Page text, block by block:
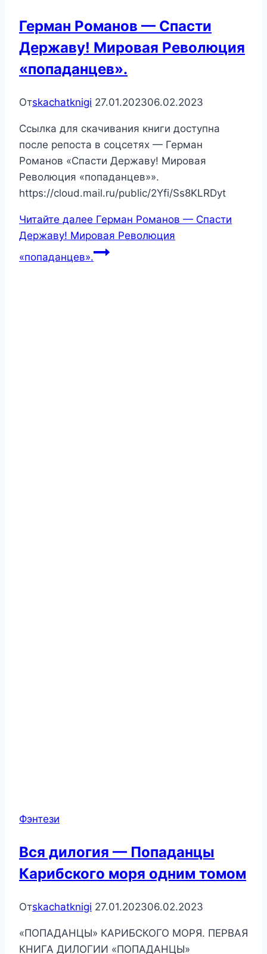
Герман Романов — Спасти
Державу! Мировая Революция
«попаданцев».
Отskachatknigi 27.01.202306.02.2023
Ссылка для скачивания книги доступна
после репоста в соцсетях — Герман
Романов «Спасти Державу! Мировая
Революция «попаданцев»».
https://cloud.mail.ru/public/2Yfi/Ss8KLRDyt
Читайте далее Герман Романов — Спасти
Державу! Мировая Революция
«попаданцев».
Фэнтези
Вся дилогия — Попаданцы
Карибского моря одним томом
Отskachatknigi 27.01.202306.02.2023
«ПОПАДАНЦЫ» КАРИБСКОГО МОРЯ. ПЕРВАЯ
КНИГА ДИЛОГИИ «ПОПАДАНЦЫ»